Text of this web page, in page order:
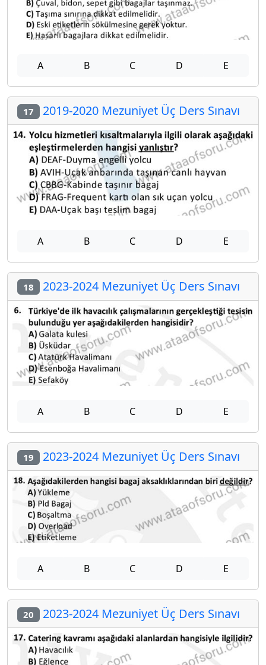
A B C D E
17 2019-2020 Mezuniyet Üç Ders Sınavı
A B C D E
18 2023-2024 Mezuniyet Üç Ders Sınavı
A B C D E
19 2023-2024 Mezuniyet Üç Ders Sınavı
A B C D E
20 2023-2024 Mezuniyet Üç Ders Sınavı